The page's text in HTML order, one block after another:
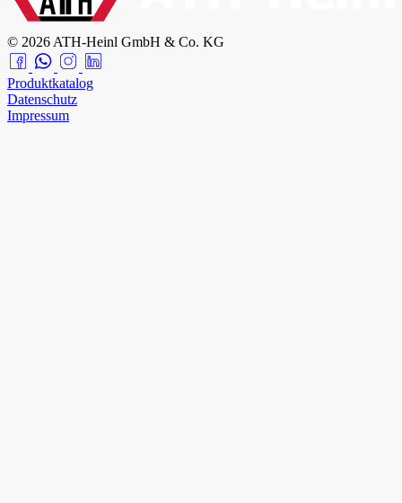
© 2026 ATH-Heinl GmbH & Co. KG
Produktkatalog
Datenschutz
Impressum